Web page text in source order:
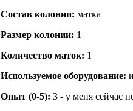
Состав кoлонии: матка
Размер кoлонии: 1
Количество маток: 1
Используемое оборудование:
Опыт (0-5): 3 - у меня сейчас